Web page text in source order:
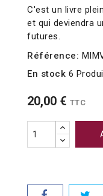
C'est un livre
et qui deviendra
futures.
Référence:
En stock 6
20,00 € TTC